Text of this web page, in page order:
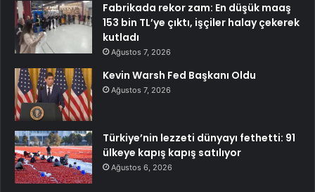
Fabrikada rekor zam: En düşük maaş
153 bin TL’ye çıktı, işçiler halay çekerek
kutladı
Ağustos 7, 2026
Kevin Warsh Fed Başkanı Oldu
Ağustos 7, 2026
Türkiye’nin lezzeti dünyayı fethetti: 91
ülkeye kapış kapış satılıyor
Ağustos 6, 2026